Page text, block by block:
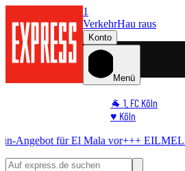
1
VerkehrHau raus
Konto
Menü
🐐 1. FC Köln
♥️ Köln
🏆 Sport
El Mala vor+++ EILMELDUNG +++